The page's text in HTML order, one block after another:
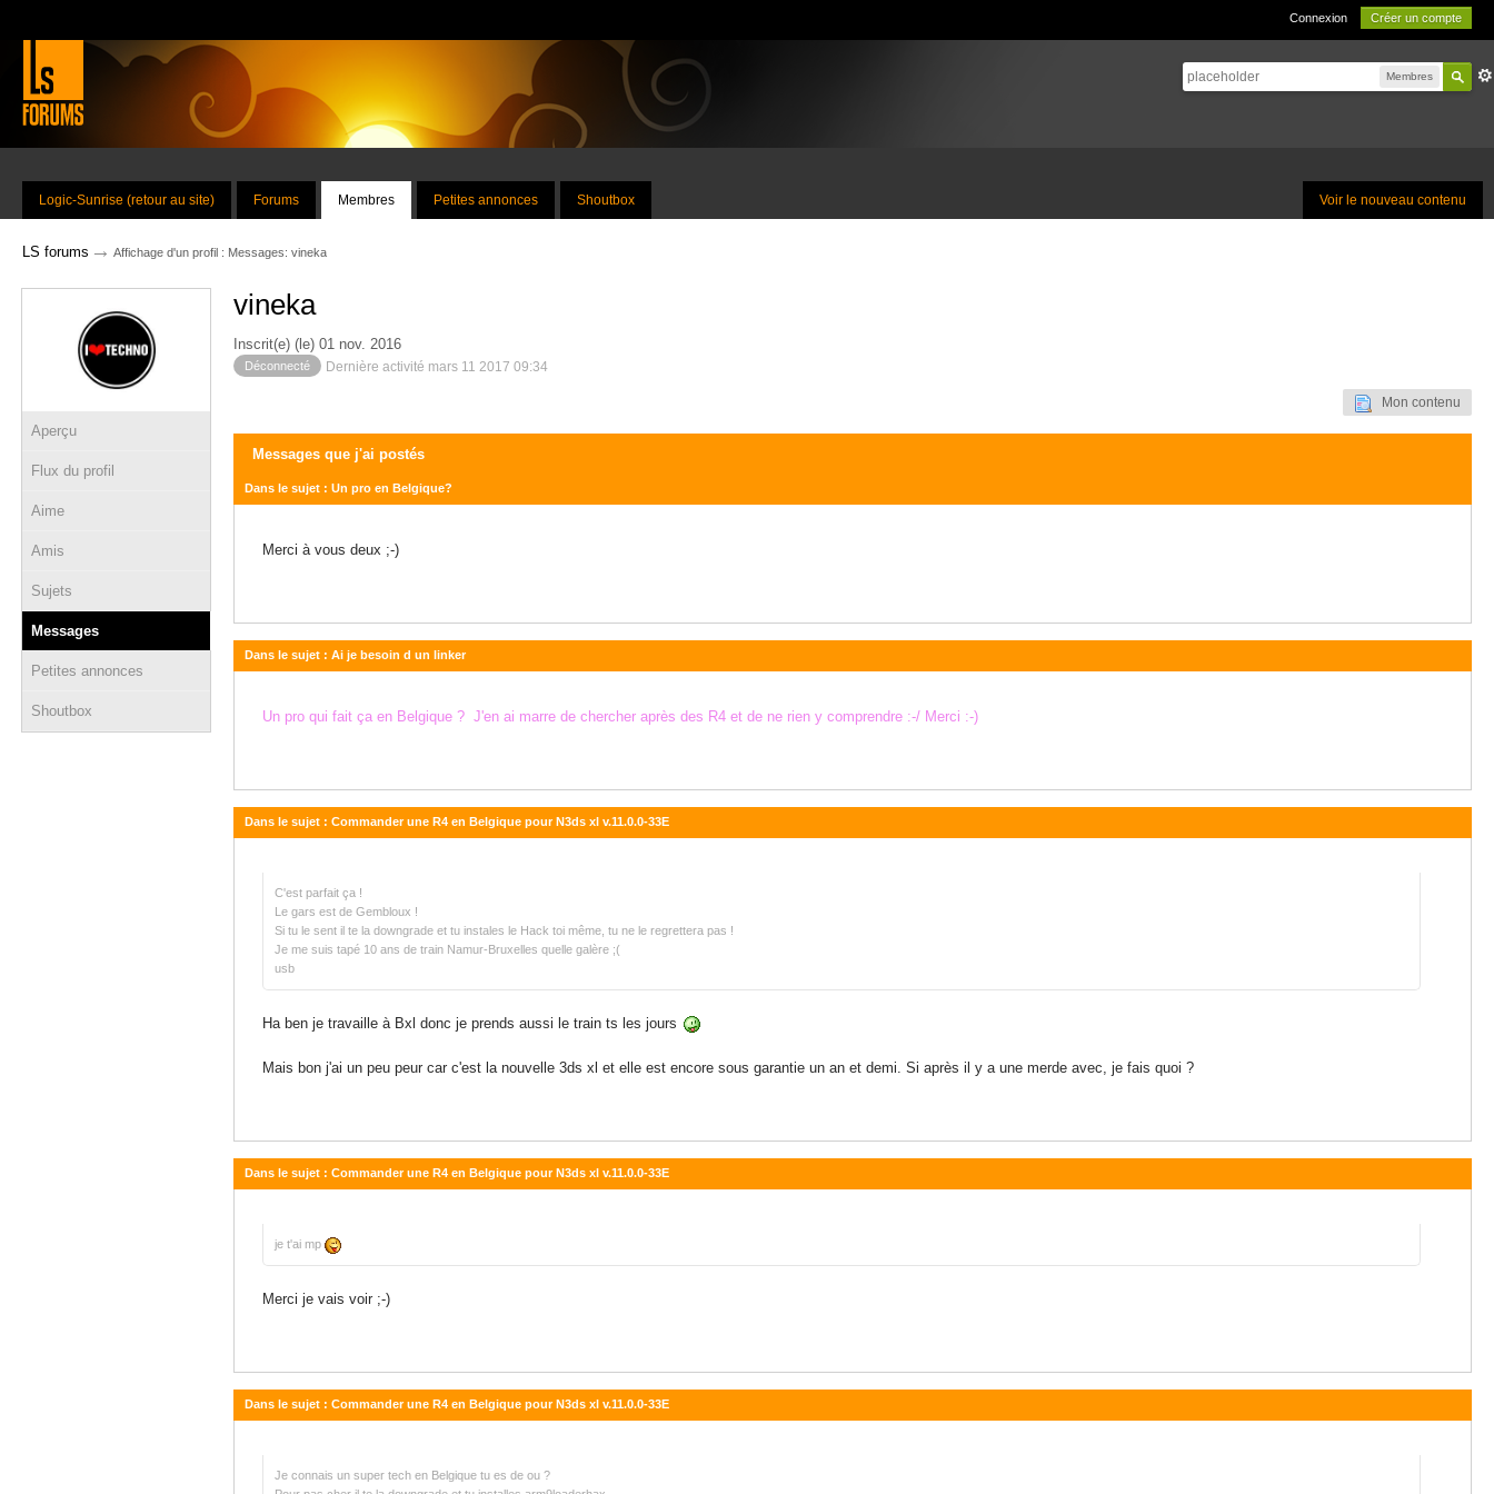
Connexion Créer un compte
Membres
Voir le nouveau contenu
Logic-Sunrise (retour au site) Forums Membres Petites annonces Shoutbox
LS forums → Affichage d'un profil : Messages: vineka
Aperçu
Flux du profil
Aime
Amis
Sujets
Messages
Petites annonces
Shoutbox
vineka
Inscrit(e) (le) 01 nov. 2016
Déconnecté Dernière activité mars 11 2017 09:34
Mon contenu
Messages que j'ai postés
Dans le sujet : Un pro en Belgique?
Merci à vous deux ;-)
Dans le sujet : Ai je besoin d un linker
Un pro qui fait ça en Belgique ? J'en ai marre de chercher après des R4 et de ne rien y comprendre :-/ Merci :-)
Dans le sujet : Commander une R4 en Belgique pour N3ds xl v.11.0.0-33E
C'est parfait ça !
Le gars est de Gembloux !
Si tu le sent il te la downgrade et tu instales le Hack toi même, tu ne le regrettera pas !
Je me suis tapé 10 ans de train Namur-Bruxelles quelle galère ;(
usb
Ha ben je travaille à Bxl donc je prends aussi le train ts les jours
Mais bon j'ai un peu peur car c'est la nouvelle 3ds xl et elle est encore sous garantie un an et demi. Si après il y a une merde avec, je fais quoi ?
Dans le sujet : Commander une R4 en Belgique pour N3ds xl v.11.0.0-33E
je t'ai mp
Merci je vais voir ;-)
Dans le sujet : Commander une R4 en Belgique pour N3ds xl v.11.0.0-33E
Je connais un super tech en Belgique tu es de ou ?